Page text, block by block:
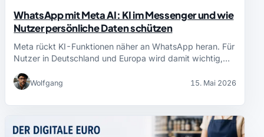
WhatsApp mit Meta AI: KI im Messenger und wie
Nutzer persönliche Daten schützen
Meta rückt KI-Funktionen näher an WhatsApp heran. Für
Nutzer in Deutschland und Europa wird damit wichtig,…
Wolfgang 15. Mai 2026